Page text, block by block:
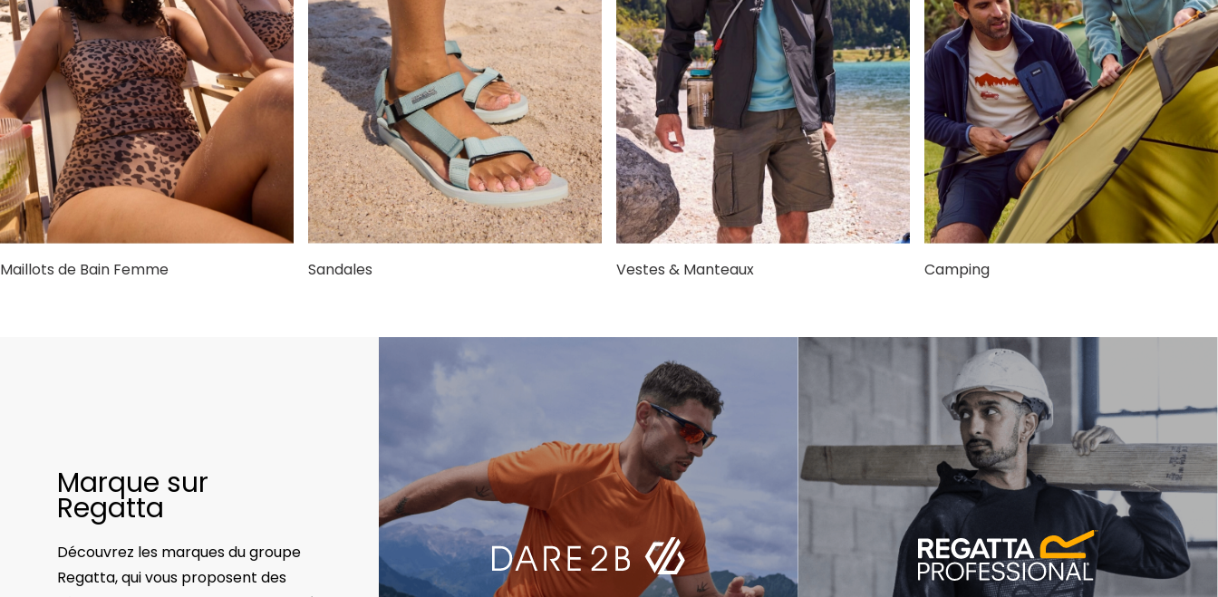
Maillots de Bain Femme Sandales Vestes & Manteaux Camping
Marque sur
Regatta
Découvrez les marques du groupe
Regatta, qui vous proposent des